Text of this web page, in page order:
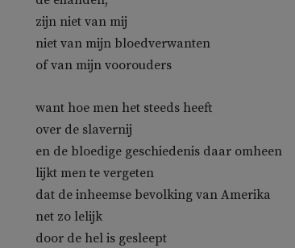
zijn niet van mij
niet van mijn bloedverwanten
of van mijn voorouders
want hoe men het steeds heeft
over de slavernij
en de bloedige geschiedenis daar omheen
lijkt men te vergeten
dat de inheemse bevolking van Amerika
net zo lelijk
door de hel is gesleept